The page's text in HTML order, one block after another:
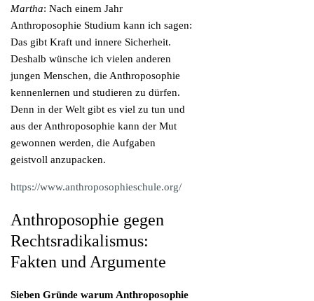
Martha: Nach einem Jahr
Anthroposophie Studium kann ich sagen:
Das gibt Kraft und innere Sicherheit.
Deshalb wünsche ich vielen anderen
jungen Menschen, die Anthroposophie
kennenlernen und studieren zu dürfen.
Denn in der Welt gibt es viel zu tun und
aus der Anthroposophie kann der Mut
gewonnen werden, die Aufgaben
geistvoll anzupacken.
https://www.anthroposophieschule.org/
Anthroposophie gegen
Rechtsradikalismus:
Fakten und Argumente
Sieben Gründe warum Anthroposophie